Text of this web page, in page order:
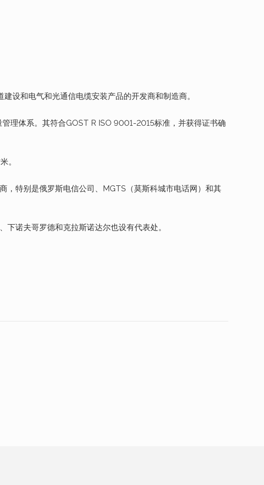
设和电气和光通信电缆安装产品的开发商和制造商。
理体系。其符合GOST R ISO 9001-2015标准，并获得证书确
。
，特别是俄罗斯电信公司、MGTS（莫斯科城市电话网）和其
诺夫哥罗德和克拉斯诺达尔也设有代表处。